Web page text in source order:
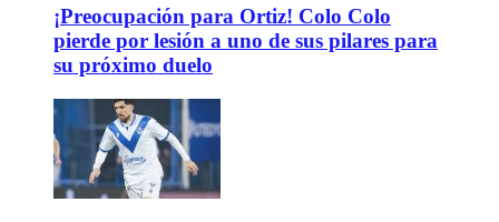
¡Preocupación para Ortiz! Colo Colo
pierde por lesión a uno de sus pilares para
su próximo duelo